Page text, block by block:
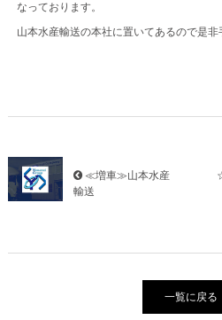
なっております。
山本水産輸送の本社に置いてあるので是
≪増車≫山本水産
輸送
一覧に戻る